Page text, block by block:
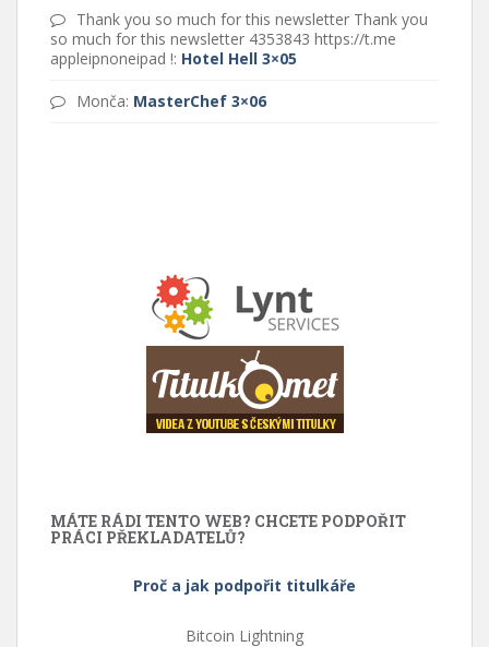
Thank you so much for this newsletter Thank you
so much for this newsletter 4353843 https://t.me
appleipnoneipad !: Hotel Hell 3×05
Monča: MasterChef 3×06
MÁTE RÁDI TENTO WEB? CHCETE PODPOŘIT
PRÁCI PŘEKLADATELŮ?
Proč a jak podpořit titulkáře
Bitcoin Lightning